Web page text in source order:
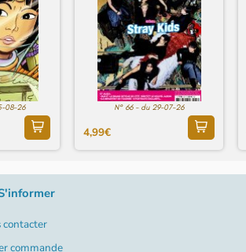
08-26 N° 66 - du 29-07-26
4,99€
contacter
commande